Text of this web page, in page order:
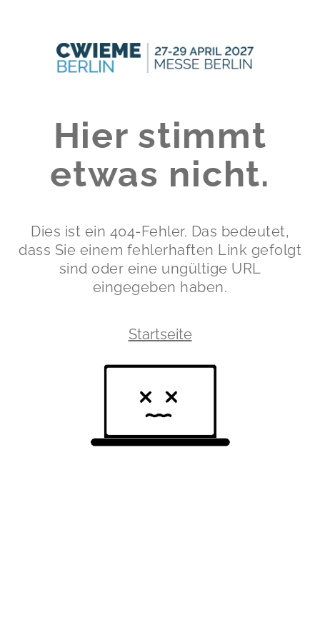
Hier stimmt
etwas nicht.
Dies ist ein 404-Fehler. Das bedeutet,
dass Sie einem fehlerhaften Link gefolgt
sind oder eine ungültige URL
eingegeben haben.
Startseite